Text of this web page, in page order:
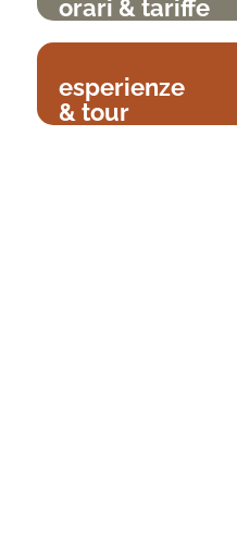
orari & tariffe
esperienze
& tour